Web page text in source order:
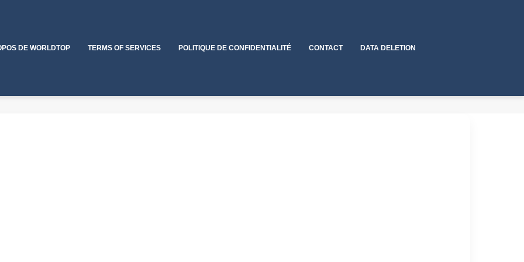
DE WORLDTOP TERMS OF SERVICES POLITIQUE DE CONFIDENTIALITÉ CONTACT DATA DELETION